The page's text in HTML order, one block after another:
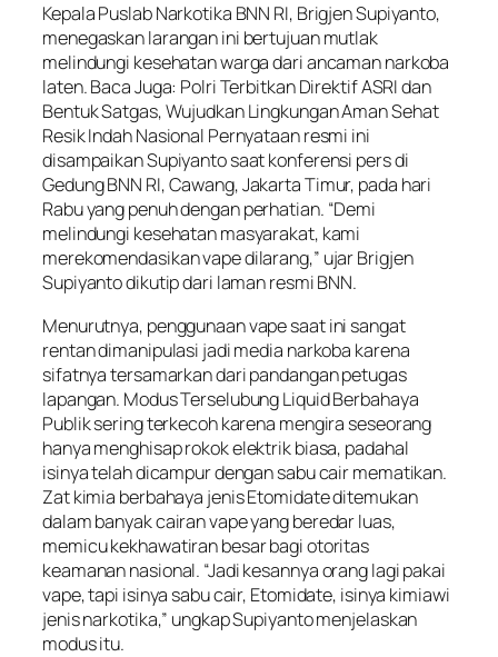
Kepala Puslab Narkotika BNN RI, Brigjen Supiyanto,
menegaskan larangan ini bertujuan mutlak
melindungi kesehatan warga dari ancaman narkoba
laten. Baca Juga: Polri Terbitkan Direktif ASRI dan
Bentuk Satgas, Wujudkan Lingkungan Aman Sehat
Resik Indah Nasional Pernyataan resmi ini
disampaikan Supiyanto saat konferensi pers di
Gedung BNN RI, Cawang, Jakarta Timur, pada hari
Rabu yang penuh dengan perhatian. “Demi
melindungi kesehatan masyarakat, kami
merekomendasikan vape dilarang,” ujar Brigjen
Supiyanto dikutip dari laman resmi BNN.
Menurutnya, penggunaan vape saat ini sangat
rentan dimanipulasi jadi media narkoba karena
sifatnya tersamarkan dari pandangan petugas
lapangan. Modus Terselubung Liquid Berbahaya
Publik sering terkecoh karena mengira seseorang
hanya menghisap rokok elektrik biasa, padahal
isinya telah dicampur dengan sabu cair mematikan.
Zat kimia berbahaya jenis Etomidate ditemukan
dalam banyak cairan vape yang beredar luas,
memicu kekhawatiran besar bagi otoritas
keamanan nasional. “Jadi kesannya orang lagi pakai
vape, tapi isinya sabu cair, Etomidate, isinya kimiawi
jenis narkotika,” ungkap Supiyanto menjelaskan
modus itu.